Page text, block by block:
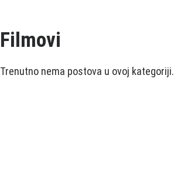
Filmovi
Trenutno nema postova u ovoj kategoriji.